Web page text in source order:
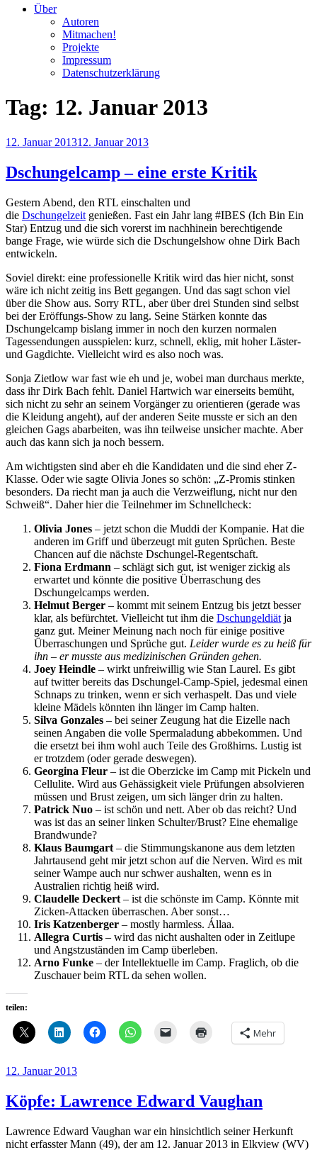
Über
Autoren
Mitmachen!
Projekte
Impressum
Datenschutzerklärung
Tag: 12. Januar 2013
Veröffentlicht
12. Januar 201312. Januar 2013
Dschungelcamp – eine erste Kritik
Gestern Abend, den RTL einschalten und
die Dschungelzeit genießen. Fast ein Jahr lang #IBES (Ich Bin Ein
Star) Entzug und die sich vorerst im nachhinein berechtigende
bange Frage, wie würde sich die Dschungelshow ohne Dirk Bach
entwickeln.
Soviel direkt: eine professionelle Kritik wird das hier nicht, sonst
wäre ich nicht zeitig ins Bett gegangen. Und das sagt schon viel
über die Show aus. Sorry RTL, aber über drei Stunden sind selbst
bei der Eröffungs-Show zu lang. Seine Stärken konnte das
Dschungelcamp bislang immer in noch den kurzen normalen
Tagessendungen ausspielen: kurz, schnell, eklig, mit hoher Läster-
und Gagdichte. Vielleicht wird es also noch was.
Sonja Zietlow war fast wie eh und je, wobei man durchaus merkte,
dass ihr Dirk Bach fehlt. Daniel Hartwich war einerseits bemüht,
sich nicht zu sehr an seinem Vorgänger zu orientieren (gerade was
die Kleidung angeht), auf der anderen Seite musste er sich an den
gleichen Gags abarbeiten, was ihn teilweise unsicher machte. Aber
auch das kann sich ja noch bessern.
Am wichtigsten sind aber eh die Kandidaten und die sind eher Z-
Klasse. Oder wie sagte Olivia Jones so schön: „Z-Promis stinken
besonders. Da riecht man ja auch die Verzweiflung, nicht nur den
Schweiß“. Daher hier die Teilnehmer im Schnellcheck:
Olivia Jones – jetzt schon die Muddi der Kompanie. Hat die
anderen im Griff und überzeugt mit guten Sprüchen. Beste
Chancen auf die nächste Dschungel-Regentschaft.
Fiona Erdmann – schlägt sich gut, ist weniger zickig als
erwartet und könnte die positive Überraschung des
Dschungelcamps werden.
Helmut Berger – kommt mit seinem Entzug bis jetzt besser
klar, als befürchtet. Vielleicht tut ihm die Dschungeldiät ja
ganz gut. Meiner Meinung nach noch für einige positive
Überraschungen und Sprüche gut. Leider wurde es zu heiß für
ihn – er musste aus medizinischen Gründen gehen.
Joey Heindle – wirkt unfreiwillig wie Stan Laurel. Es gibt
auf twitter bereits das Dschungel-Camp-Spiel, jedesmal einen
Schnaps zu trinken, wenn er sich verhaspelt. Das und viele
kleine Mädels könnten ihn länger im Camp halten.
Silva Gonzales – bei seiner Zeugung hat die Eizelle nach
seinen Angaben die volle Spermaladung abbekommen. Und
die ersetzt bei ihm wohl auch Teile des Großhirns. Lustig ist
er trotzdem (oder gerade deswegen).
Georgina Fleur – ist die Oberzicke im Camp mit Pickeln und
Cellulite. Wird aus Gehässigkeit viele Prüfungen absolvieren
müssen und Brust zeigen, um sich länger drin zu halten.
Patrick Nuo – ist schön und nett. Aber ob das reicht? Und
was ist das an seiner linken Schulter/Brust? Eine ehemalige
Brandwunde?
Klaus Baumgart – die Stimmungskanone aus dem letzten
Jahrtausend geht mir jetzt schon auf die Nerven. Wird es mit
seiner Wampe auch nur schwer aushalten, wenn es in
Australien richtig heiß wird.
Claudelle Deckert – ist die schönste im Camp. Könnte mit
Zicken-Attacken überraschen. Aber sonst…
Iris Katzenberger – mostly harmless. Állaa.
Allegra Curtis – wird das nicht aushalten oder in Zeitlupe
und Angstzuständen im Camp überleben.
Arno Funke – der Intellektuelle im Camp. Fraglich, ob die
Zuschauer beim RTL da sehen wollen.
teilen:
Mehr
Veröffentlicht
12. Januar 2013
Köpfe: Lawrence Edward Vaughan
Lawrence Edward Vaughan war ein hinsichtlich seiner Herkunft
nicht erfasster Mann (49), der am 12. Januar 2013 in Elkview (WV)